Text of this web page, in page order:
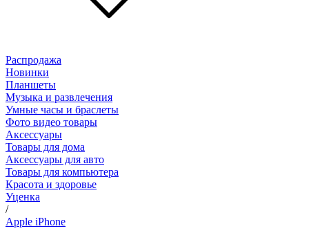
Распродажа
Новинки
Планшеты
Музыка и развлечения
Умные часы и браслеты
Фото видео товары
Аксессуары
Товары для дома
Аксессуары для авто
Товары для компьютера
Красота и здоровье
Уценка
/
Apple iPhone